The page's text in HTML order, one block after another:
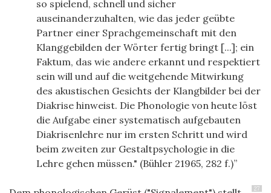
so spielend, schnell und sicher
auseinanderzuhalten, wie das jeder geübte
Partner einer Sprachgemeinschaft mit den
Klanggebilden der Wörter fertig bringt [...]; ein
Faktum, das wie andere erkannt und respektiert
sein will und auf die weitgehende Mitwirkung
des akustischen Gesichts der Klangbilder bei der
Diakrise hinweist. Die Phonologie von heute löst
die Aufgabe einer systematisch aufgebauten
Diakrisenlehre nur im ersten Schritt und wird
beim zweiten zur Gestaltpsychologie in die
Lehre gehen müssen." (Bühler 21965, 282 f.)
27